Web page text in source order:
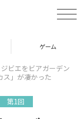
t
o
v
グルメ
ジビエをビアガーデン
ス」が凄かった
第1回